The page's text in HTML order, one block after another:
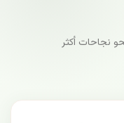
نجاحات أكثر